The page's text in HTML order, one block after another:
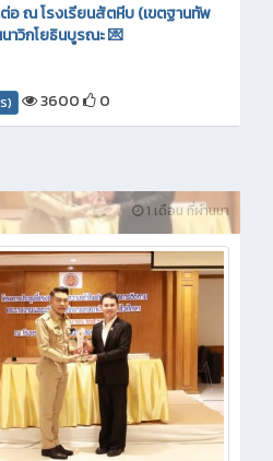
อ ณ โรงเรียนสัตหีบ (เขตฐานทัพ
นาวิกโยธินบูรณะ 💌
) 3600 0
1 เดือน ที่ผ่านมา